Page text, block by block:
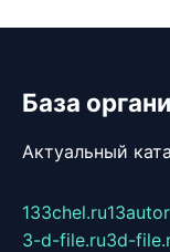
База
Актуальный
133chel.ru
3-d-file.ru3d-